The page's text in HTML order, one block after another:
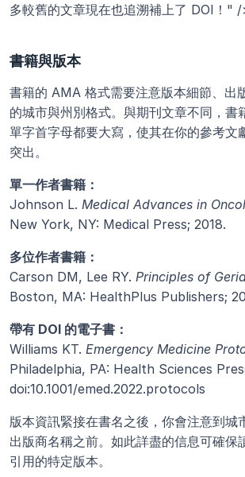
多較舊的文章現在也追溯補上了 DOI！" /
書籍與版本
書籍的 AMA 格式需要注意版本細節、出
的城市與州別格式。與期刊文章不同，書
單字首字母都要大寫，使其在你的參考文
突出。
單一作者書籍：
Johnson L. Medical Advances in
New York, NY: Medical Press; 2018.
多位作者書籍：
Carson DM, Lee RY. Principles of
Boston, MA: HealthPlus Publishers;
帶有 DOI 的電子書：
Williams KT. Emergency Medicine
Philadelphia, PA: Health Sciences
doi:10.1001/emed.2022.protocols
版本資訊緊接在書名之後，你會注意到城
出版商名稱之前。如此詳盡的信息可確保
引用的特定版本。